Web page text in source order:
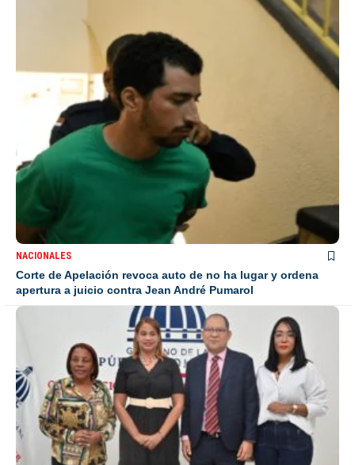
NACIONALES
Corte de Apelación revoca auto de no ha lugar y ordena
apertura a juicio contra Jean André Pumarol